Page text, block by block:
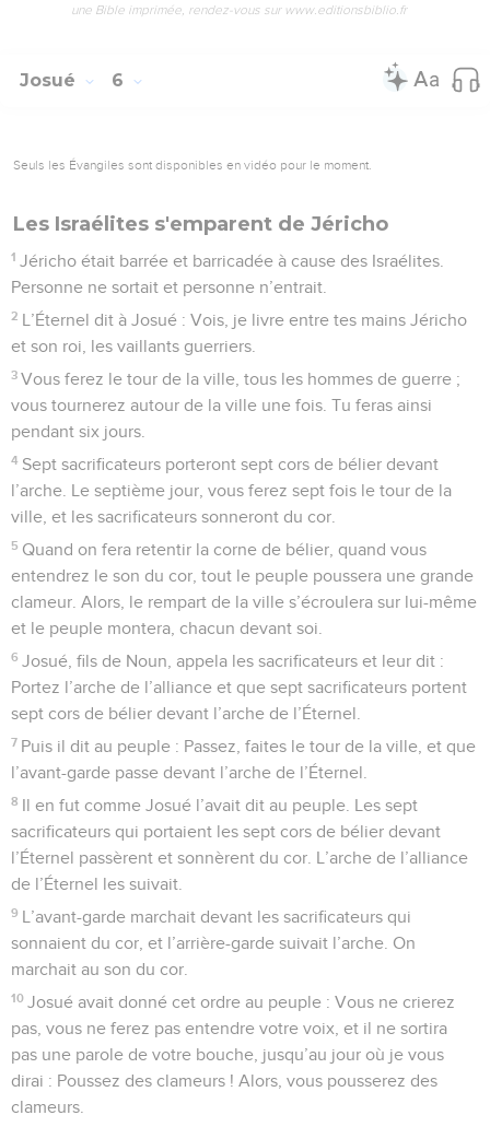
une Bible imprimée, rendez-vous sur www.editionsbiblio.fr
Josué 6
Seuls les Évangiles sont disponibles en vidéo pour le moment.
Les Israélites s'emparent de Jéricho
1 Jéricho était barrée et barricadée à cause des Israélites.
Personne ne sortait et personne n’entrait.
2 L’Éternel dit à Josué : Vois, je livre entre tes mains Jéricho
et son roi, les vaillants guerriers.
3 Vous ferez le tour de la ville, tous les hommes de guerre ;
vous tournerez autour de la ville une fois. Tu feras ainsi
pendant six jours.
4 Sept sacrificateurs porteront sept cors de bélier devant
l’arche. Le septième jour, vous ferez sept fois le tour de la
ville, et les sacrificateurs sonneront du cor.
5 Quand on fera retentir la corne de bélier, quand vous
entendrez le son du cor, tout le peuple poussera une grande
clameur. Alors, le rempart de la ville s’écroulera sur lui-même
et le peuple montera, chacun devant soi.
6 Josué, fils de Noun, appela les sacrificateurs et leur dit :
Portez l’arche de l’alliance et que sept sacrificateurs portent
sept cors de bélier devant l’arche de l’Éternel.
7 Puis il dit au peuple : Passez, faites le tour de la ville, et que
l’avant-garde passe devant l’arche de l’Éternel.
8 Il en fut comme Josué l’avait dit au peuple. Les sept
sacrificateurs qui portaient les sept cors de bélier devant
l’Éternel passèrent et sonnèrent du cor. L’arche de l’alliance
de l’Éternel les suivait.
9 L’avant-garde marchait devant les sacrificateurs qui
sonnaient du cor, et l’arrière-garde suivait l’arche. On
marchait au son du cor.
10 Josué avait donné cet ordre au peuple : Vous ne crierez
pas, vous ne ferez pas entendre votre voix, et il ne sortira
pas une parole de votre bouche, jusqu’au jour où je vous
dirai : Poussez des clameurs ! Alors, vous pousserez des
clameurs.